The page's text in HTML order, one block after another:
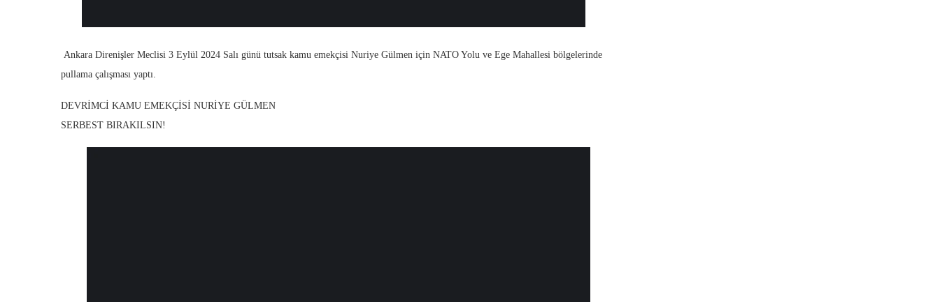
Ankara Direnişler Meclisi 3 Eylül 2024 Salı günü tutsak kamu emekçisi Nuriye Gülmen için NATO Yolu ve Ege Mahallesi bölgelerinde
pullama çalışması yaptı.
DEVRİMCİ KAMU EMEKÇİSİ NURİYE GÜLMEN
SERBEST BIRAKILSIN!